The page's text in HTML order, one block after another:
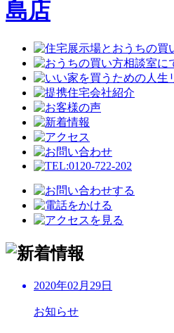
2020年02月29日
お知らせ